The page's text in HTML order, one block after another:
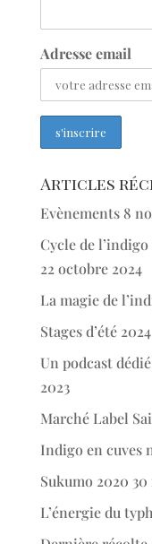
Adresse email
Articles
Evènements 8
Cycle de
22 octobre 2024
La magie de
Stages d’été 2024
Un podcast
2023
Marché Label
Indigo en cuves
Sukumo 2020 30
L’énergie du